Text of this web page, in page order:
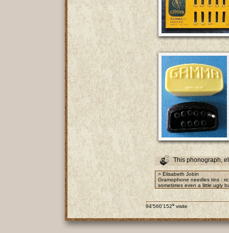
This phonograph,
> Elisabeth Jobin
Gramophone needles tins :
sometimes even a little ugly
94'560'152e visite